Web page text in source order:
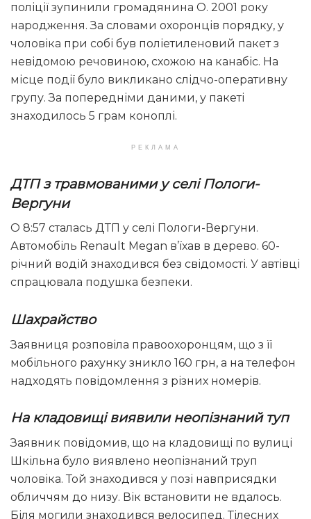
поліції зупинили громадянина О. 2001 року
народження. За словами охоронців порядку, у
чоловіка при собі був поліетиленовий пакет з
невідомою речовиною, схожою на канабіс. На
місце події було викликано слідчо-оперативну
групу. За попередніми даними, у пакеті
знаходилось 5 грам коноплі.
РЕКЛАМА
ДТП з травмованими у селі Пологи-
Вергуни
О 8:57 сталась ДТП у селі Пологи-Вергуни.
Автомобіль Renault Megan в’їхав в дерево. 60-
річний водій знаходився без свідомості. У автівці
спрацювала подушка безпеки.
Шахрайство
Заявниця розповіла правоохоронцям, що з її
мобільного рахунку зникло 160 грн, а на телефон
надходять повідомлення з різних номерів.
На кладовищі виявили неопізнаний туп
Заявник повідомив, що на кладовищі по вулиці
Шкільна було виявлено неопізнаний труп
чоловіка. Той знаходився у позі навприсядки
обличчям до низу. Вік встановити не вдалось.
Біля могили знаходився велосипед. Тілесних